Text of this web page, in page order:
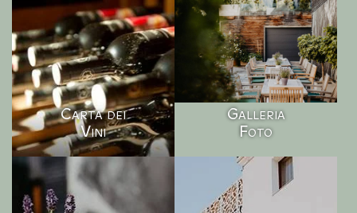
Carta dei
Vini
Galleria
Foto